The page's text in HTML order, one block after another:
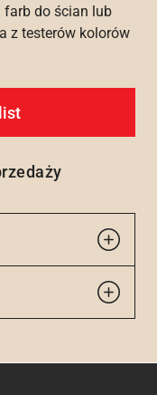
farb do ścian lub
z testerów kolorów